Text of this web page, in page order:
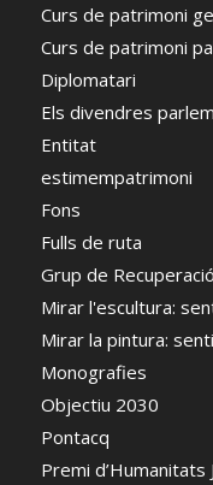
Curs de patrimoni
Curs de patrimoni
Diplomatari
Els divendres parlem
Entitat
estimempatrimoni
Fons
Fulls de ruta
Grup de
Mirar l'escultura:
Mirar la pintura:
Monografies
Objectiu 2030
Pontacq
Premi